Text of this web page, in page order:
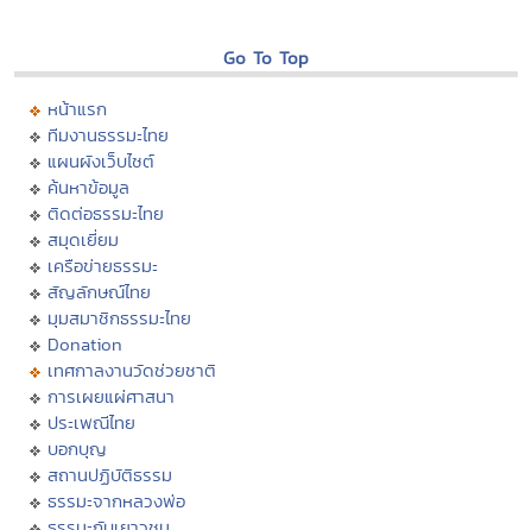
Go To Top
หน้าแรก
ทีมงานธรรมะไทย
แผนผังเว็บไซต์
ค้นหาข้อมูล
ติดต่อธรรมะไทย
สมุดเยี่ยม
เครือข่ายธรรมะ
สัญลักษณ์ไทย
มุมสมาชิกธรรมะไทย
Donation
เทศกาลงานวัดช่วยชาติ
การเผยแผ่ศาสนา
ประเพณีไทย
บอกบุญ
สถานปฏิบัติธรรม
ธรรมะจากหลวงพ่อ